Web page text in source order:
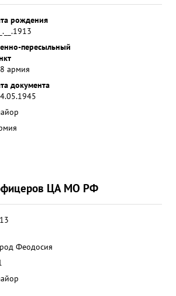
рождения
__.__.1913
пересыльный
армия
документа
ЦА МО РФ
Феодосия